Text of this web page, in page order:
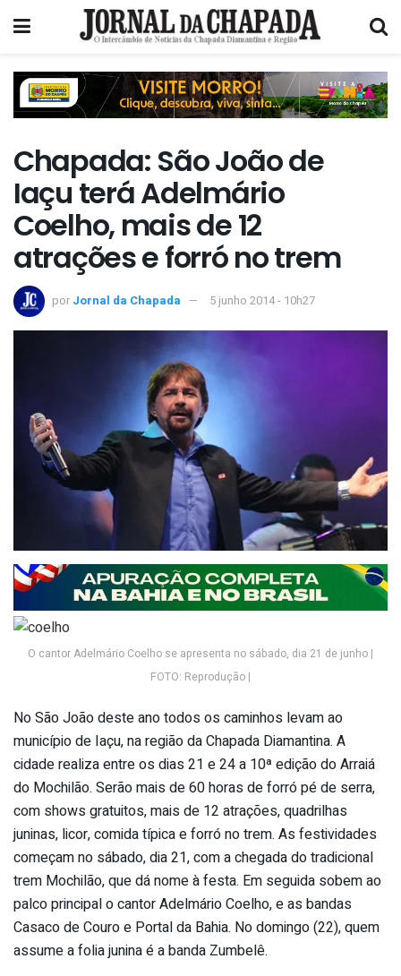
Chapada: São João de
Iaçu terá Adelmário
Coelho, mais de 12
atrações e forró no trem
por Jornal da Chapada 5 junho 2014 - 10h27
O cantor Adelmário Coelho se apresenta no sábado, dia 21 de junho |
FOTO: Reprodução |
No São João deste ano todos os caminhos levam ao
município de Iaçu, na região da Chapada Diamantina. A
cidade realiza entre os dias 21 e 24 a 10ª edição do Arraiá
do Mochilão. Serão mais de 60 horas de forró pé de serra,
com shows gratuitos, mais de 12 atrações, quadrilhas
juninas, licor, comida típica e forró no trem. As festividades
começam no sábado, dia 21, com a chegada do tradicional
trem Mochilão, que dá nome à festa. Em seguida sobem ao
palco principal o cantor Adelmário Coelho, e as bandas
Casaco de Couro e Portal da Bahia. No domingo (22), quem
assume a folia junina é a banda Zumbelê.